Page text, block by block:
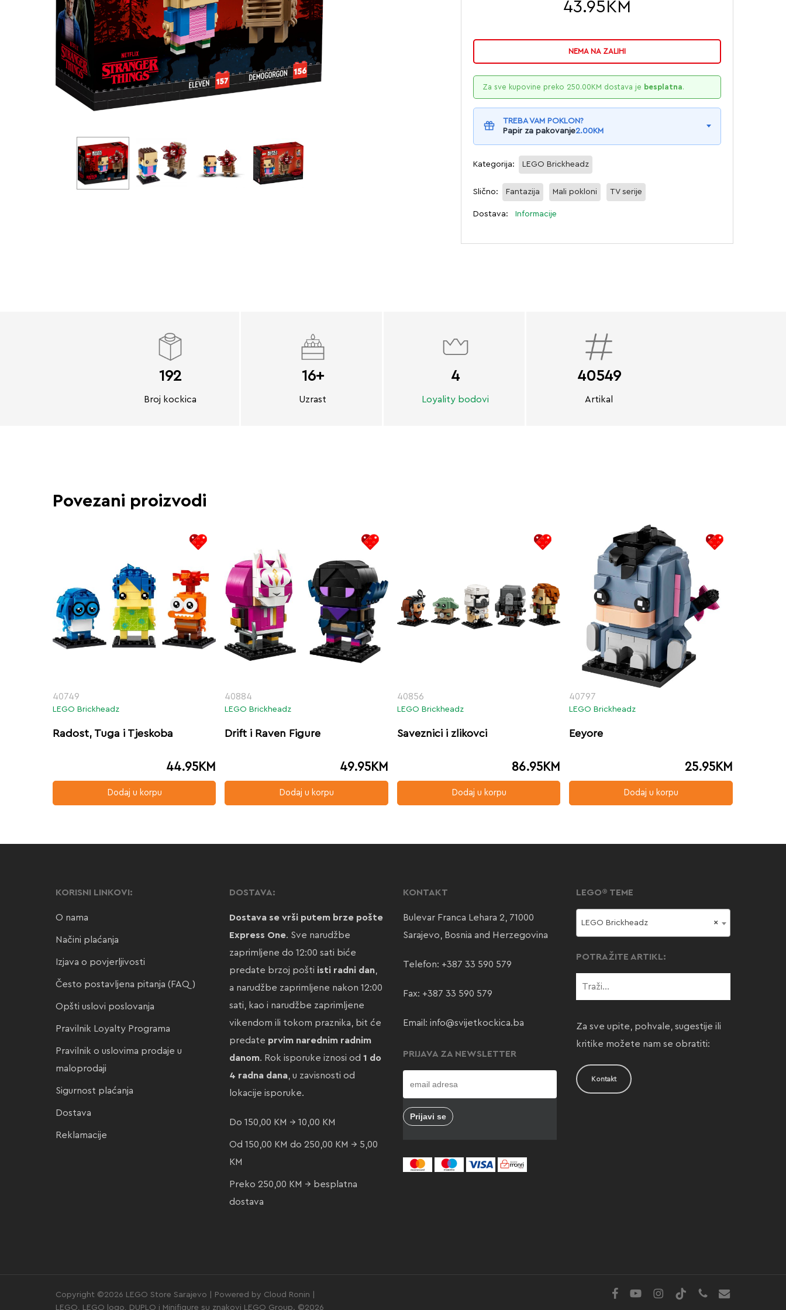
43.95 KM
NEMA NA ZALIHI
Za sve kupovine preko 250.00KM dostava je besplatna.
TREBA VAM POKLON?
Papir za pakovanje2.00KM
Kategorija: LEGO Brickheadz
Slično: Fantazija Mali pokloni TV serije
Dostava: Informacije
192
Broj kockica
16+
Uzrast
4
Loyality bodovi
40549
Artikal
Povezani proizvodi
40749
LEGO Brickheadz
Radost, Tuga i Tjeskoba
44.95KM
Dodaj u korpu
40884
LEGO Brickheadz
Drift i Raven Figure
49.95KM
Dodaj u korpu
40856
LEGO Brickheadz
Saveznici i zlikovci
86.95KM
Dodaj u korpu
40797
LEGO Brickheadz
Eeyore
25.95KM
Dodaj u korpu
KORISNI LINKOVI:
O nama
Načini plaćanja
Izjava o povjerljivosti
Često postavljena pitanja (FAQ)
Opšti uslovi poslovanja
Pravilnik Loyalty Programa
Pravilnik o uslovima prodaje u
maloprodaji
Sigurnost plaćanja
Dostava
Reklamacije
DOSTAVA:
Dostava se vrši putem brze pošte
Express One. Sve narudžbe
zaprimljene do 12:00 sati biće
predate brzoj pošti isti radni dan,
a narudžbe zaprimljene nakon 12:00
sati, kao i narudžbe zaprimljene
vikendom ili tokom praznika, bit će
predate prvim narednim radnim
danom. Rok isporuke iznosi od 1 do
4 radna dana, u zavisnosti od
lokacije isporuke.
Do 150,00 KM → 10,00 KM
Od 150,00 KM do 250,00 KM → 5,00
KM
Preko 250,00 KM → besplatna
dostava
KONTAKT
Bulevar Franca Lehara 2, 71000
Sarajevo, Bosnia and Herzegovina
Telefon: +387 33 590 579
Fax: +387 33 590 579
Email: info@svijetkockica.ba
PRIJAVA ZA NEWSLETTER
LEGO® TEME
×
LEGO Brickheadz
POTRAŽITE ARTIKL:
Za sve upite, pohvale, sugestije ili
kritike možete nam se obratiti:
Kontakt
Copyright ©2026 LEGO Store Sarajevo | Powered by Cloud Ronin |
LEGO, LEGO logo, DUPLO i Minifigure su znakovi LEGO Group. ©2026
facebookyoutubeinstagram
tiktok phoneemail